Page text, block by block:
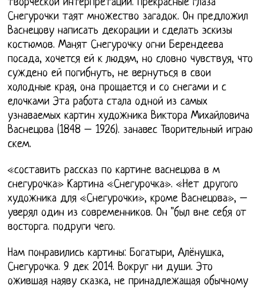
творческой интерпретации. Прекрасные глаза
Снегурочки таят множество загадок. Он предложил
Васнецову написать декорации и сделать эскизы
костюмов. Манят Снегурочку огни Берендеева
посада, хочется ей к людям, но словно чувствуя, что
суждено ей погибнуть, не вернуться в свои
холодные края, она прощается и со снегами и с
елочками Эта работа стала одной из самых
узнаваемых картин художника Виктора Михайловича
Васнецова (1848 – 1926). занавес Творительный играю
скем.
«составить рассказ по картине васнецова в м
снегурочка» Картина «Снегурочка». «Нет другого
художника для «Снегурочки», кроме Васнецова», –
уверял один из современников. Он "был вне себя от
восторга. подруги чего.
Нам понравились картины: Богатыри, Алёнушка,
Снегурочка. 9 дек 2014. Вокруг ни души. Это
ожившая наяву сказка, не принадлежащая обычному